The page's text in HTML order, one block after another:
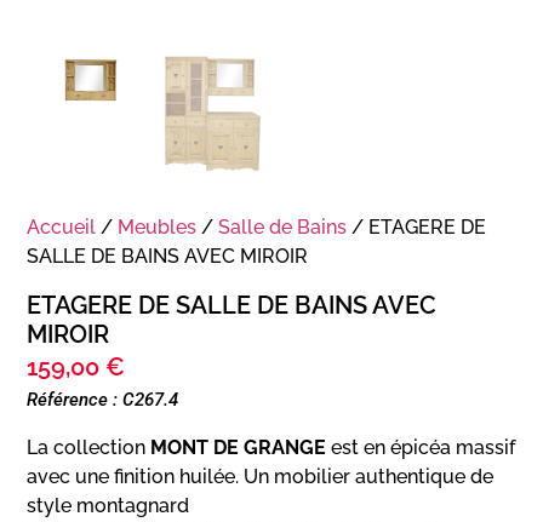
Accueil / Meubles /Salle de Bains / ETAGERE DE
SALLE DE BAINS AVEC MIROIR
ETAGERE DE SALLE DE BAINS AVEC
MIROIR
159,00 €
Référence : C267.4
La collection MONT DE GRANGE est en épicéa massif
avec une finition huilée. Un mobilier authentique de
style montagnard